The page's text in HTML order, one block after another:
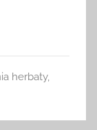
herbaty,